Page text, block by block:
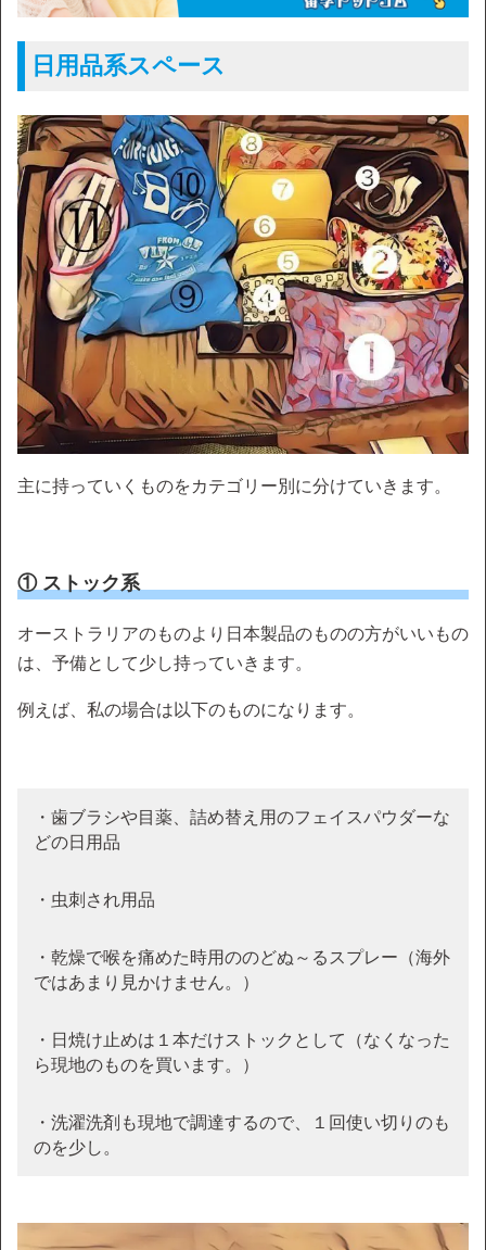
日用品系スペース
主に持っていくものをカテゴリー別に分けていきます。
① ストック系
オーストラリアのものより日本製品のものの方がいいもの
は、予備として少し持っていきます。
例えば、私の場合は以下のものになります。
・歯ブラシや目薬、詰め替え用のフェイスパウダーな
どの日用品
・虫刺され用品
・乾燥で喉を痛めた時用ののどぬ～るスプレー（海外
ではあまり見かけません。）
・日焼け止めは１本だけストックとして（なくなった
ら現地のものを買います。）
・洗濯洗剤も現地で調達するので、１回使い切りのも
のを少し。